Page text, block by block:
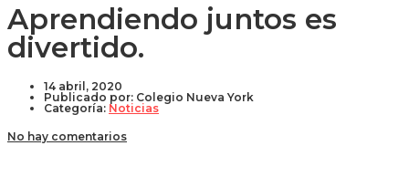
Aprendiendo juntos es
divertido.
14 abril, 2020
Publicado por: Colegio Nueva York
Categoría: Noticias
No hay comentarios